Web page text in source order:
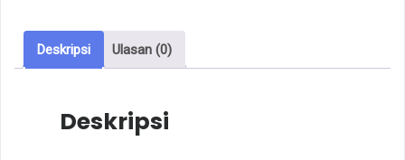
Jari
Minimalis
Deskripsi Ulasan (0)
Deskripsi